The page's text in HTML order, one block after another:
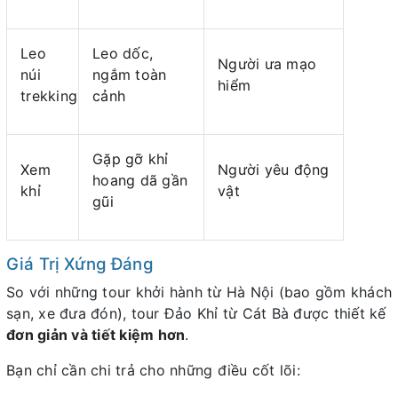
Leo
núi
trekking
Leo dốc,
ngắm toàn
cảnh
Người ưa mạo
hiểm
Xem
khỉ
Gặp gỡ khỉ
hoang dã gần
gũi
Người yêu động
vật
Giá Trị Xứng Đáng
So với những tour khởi hành từ Hà Nội (bao gồm khách
sạn, xe đưa đón), tour Đảo Khỉ từ Cát Bà được thiết kế
đơn giản và tiết kiệm hơn.
Bạn chỉ cần chi trả cho những điều cốt lõi: